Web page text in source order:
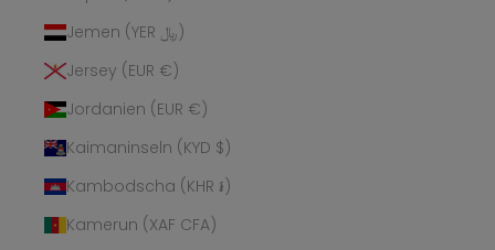
Jemen (YER ﷼)
Jersey (EUR €)
Jordanien (EUR €)
Kaimaninseln (KYD $)
Kambodscha (KHR ៛)
Kamerun (XAF CFA)